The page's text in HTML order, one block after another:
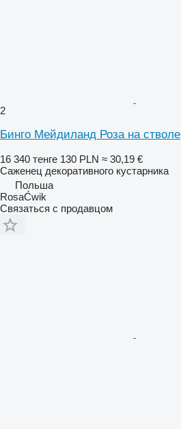
2
Бинго Мейдиланд Роза на стволе
16 340 тенге 130 PLN ≈ 30,19 €
Саженец декоративного кустарника
Польша
RosaĆwik
Связаться с продавцом